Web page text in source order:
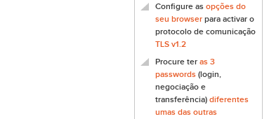
Configure as opções do
seu browser para activar o
protocolo de comunicação
TLS v1.2
Procure ter as 3
passwords (login,
negociação e
transferência) diferentes
umas das outras